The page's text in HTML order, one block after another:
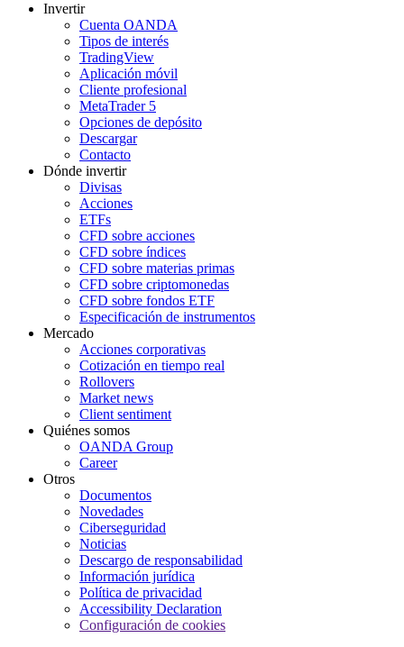
Invertir
Cuenta OANDA
Tipos de interés
TradingView
Aplicación móvil
Cliente profesional
MetaTrader 5
Opciones de depósito
Descargar
Contacto
Dónde invertir
Divisas
Acciones
ETFs
CFD sobre acciones
CFD sobre índices
CFD sobre materias primas
CFD sobre criptomonedas
CFD sobre fondos ETF
Especificación de instrumentos
Mercado
Acciones corporativas
Cotización en tiempo real
Rollovers
Market news
Client sentiment
Quiénes somos
OANDA Group
Career
Otros
Documentos
Novedades
Ciberseguridad
Noticias
Descargo de responsabilidad
Información jurídica
Política de privacidad
Accessibility Declaration
Configuración de cookies